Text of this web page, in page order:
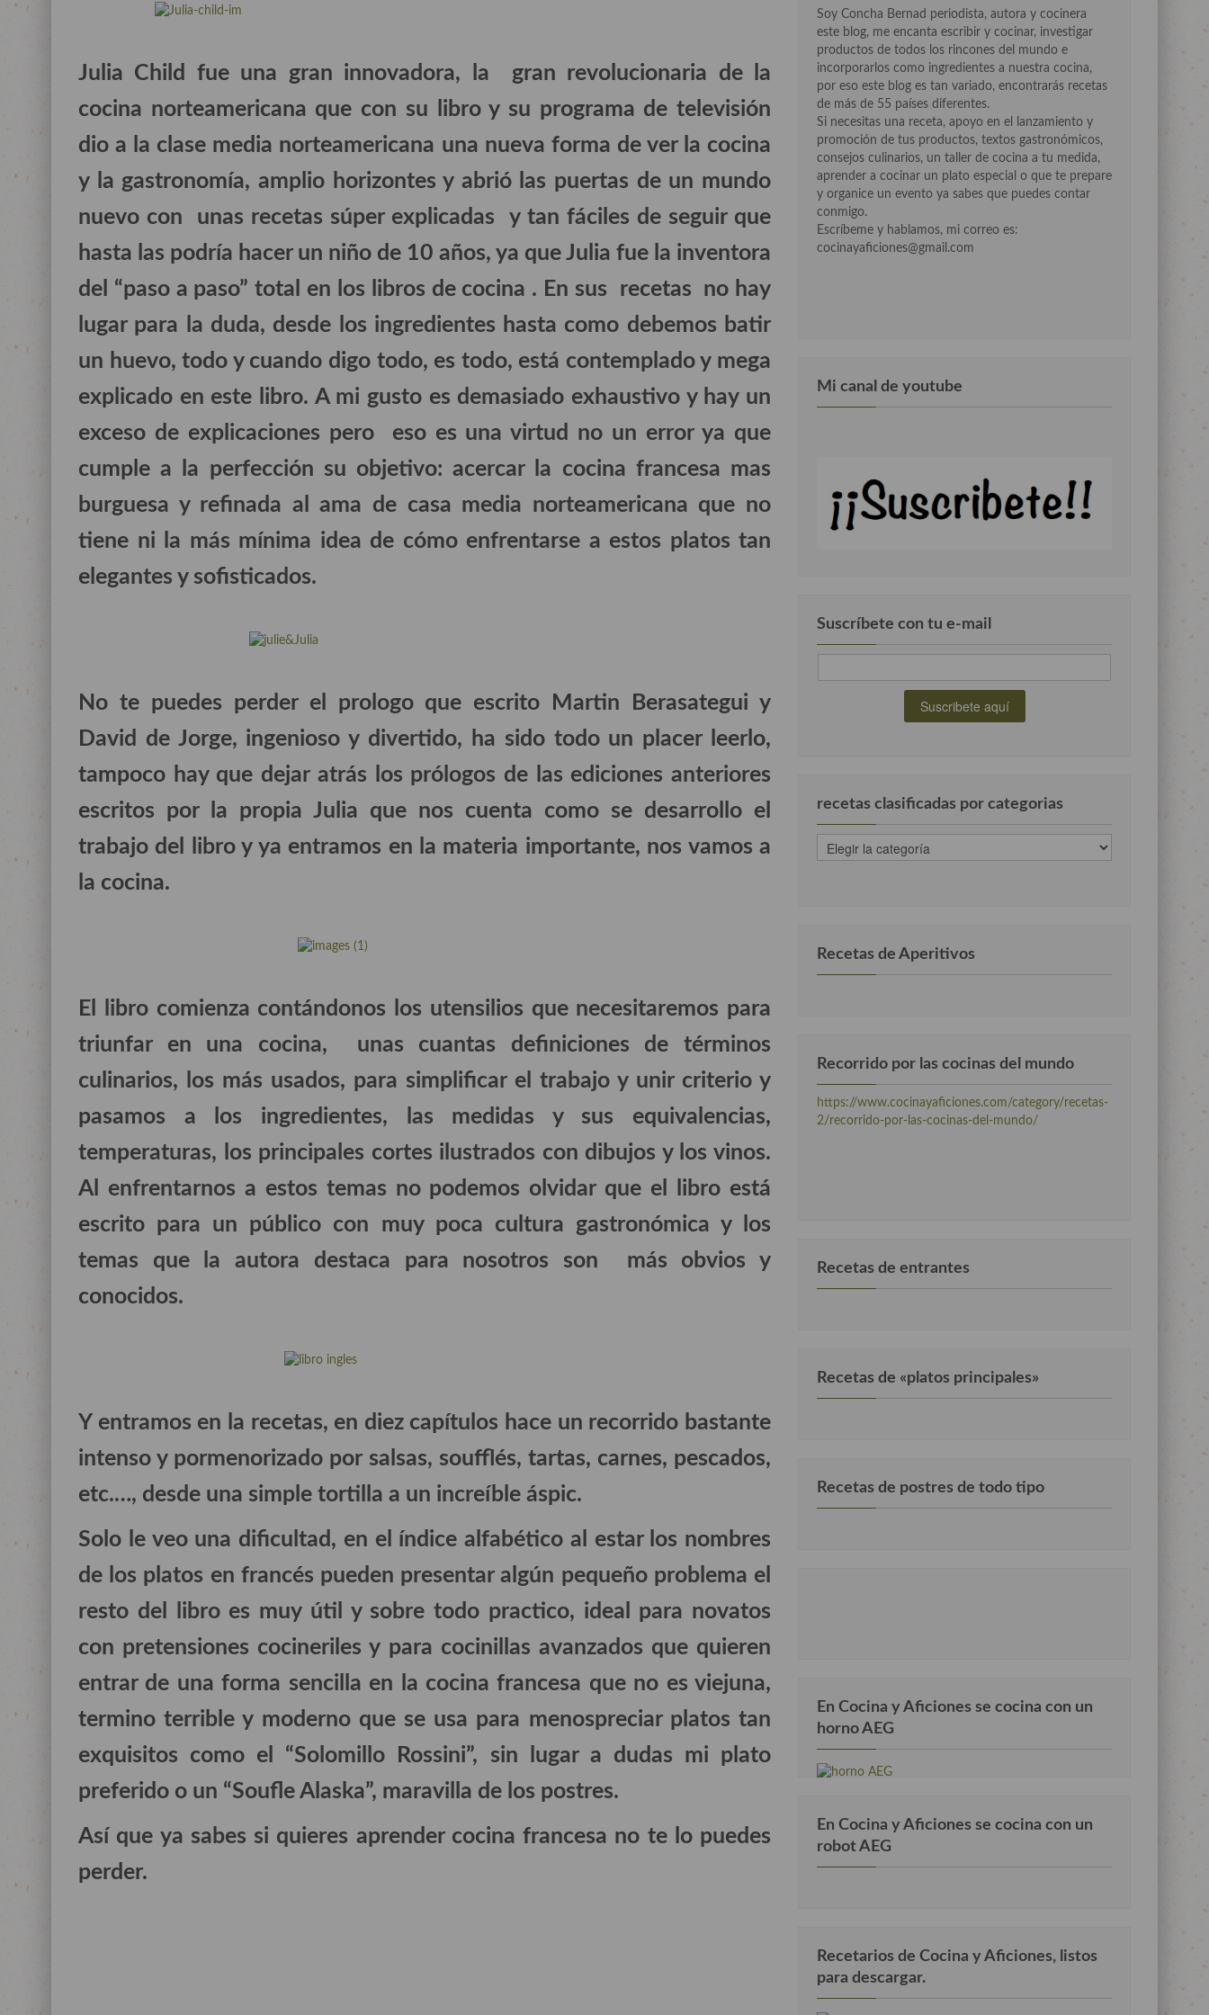
Julia Child fue una gran innovadora, la gran revolucionaria de la
cocina norteamericana que con su libro y su programa de televisión
dio a la clase media norteamericana una nueva forma de ver la cocina
y la gastronomía, amplio horizontes y abrió las puertas de un mundo
nuevo con unas recetas súper explicadas y tan fáciles de seguir que
hasta las podría hacer un niño de 10 años, ya que Julia fue la inventora
del “paso a paso” total en los libros de cocina . En sus recetas no hay
lugar para la duda, desde los ingredientes hasta como debemos batir
un huevo, todo y cuando digo todo, es todo, está contemplado y mega
explicado en este libro. A mi gusto es demasiado exhaustivo y hay un
exceso de explicaciones pero eso es una virtud no un error ya que
cumple a la perfección su objetivo: acercar la cocina francesa mas
burguesa y refinada al ama de casa media norteamericana que no
tiene ni la más mínima idea de cómo enfrentarse a estos platos tan
elegantes y sofisticados.
No te puedes perder el prologo que escrito Martin Berasategui y
David de Jorge, ingenioso y divertido, ha sido todo un placer leerlo,
tampoco hay que dejar atrás los prólogos de las ediciones anteriores
escritos por la propia Julia que nos cuenta como se desarrollo el
trabajo del libro y ya entramos en la materia importante, nos vamos a
la cocina.
El libro comienza contándonos los utensilios que necesitaremos para
triunfar en una cocina, unas cuantas definiciones de términos
culinarios, los más usados, para simplificar el trabajo y unir criterio y
pasamos a los ingredientes, las medidas y sus equivalencias,
temperaturas, los principales cortes ilustrados con dibujos y los vinos.
Al enfrentarnos a estos temas no podemos olvidar que el libro está
escrito para un público con muy poca cultura gastronómica y los
temas que la autora destaca para nosotros son más obvios y
conocidos.
Y entramos en la recetas, en diez capítulos hace un recorrido bastante
intenso y pormenorizado por salsas, soufflés, tartas, carnes, pescados,
etc.…, desde una simple tortilla a un increíble áspic.
Solo le veo una dificultad, en el índice alfabético al estar los nombres
de los platos en francés pueden presentar algún pequeño problema el
resto del libro es muy útil y sobre todo practico, ideal para novatos
con pretensiones cocineriles y para cocinillas avanzados que quieren
entrar de una forma sencilla en la cocina francesa que no es viejuna,
termino terrible y moderno que se usa para menospreciar platos tan
exquisitos como el “Solomillo Rossini”, sin lugar a dudas mi plato
preferido o un “Soufle Alaska”, maravilla de los postres.
Así que ya sabes si quieres aprender cocina francesa no te lo puedes
perder.
Soy Concha Bernad periodista, autora y cocinera
este blog, me encanta escribir y cocinar, investigar
productos de todos los rincones del mundo e
incorporarlos como ingredientes a nuestra cocina,
por eso este blog es tan variado, encontrarás recetas
de más de 55 países diferentes.
Si necesitas una receta, apoyo en el lanzamiento y
promoción de tus productos, textos gastronómicos,
consejos culinarios, un taller de cocina a tu medida,
aprender a cocinar un plato especial o que te prepare
y organice un evento ya sabes que puedes contar
conmigo.
Escríbeme y hablamos, mi correo es:
cocinayaficiones@gmail.com
Mi canal de youtube
Suscríbete con tu e-mail
recetas clasificadas por categorias
recetas
clasificadas
Recetas de Aperitivos
Recorrido por las cocinas del mundo
https://www.cocinayaficiones.com/category/recetas-
2/recorrido-por-las-cocinas-del-mundo/
Recetas de entrantes
Recetas de «platos principales»
Recetas de postres de todo tipo
En Cocina y Aficiones se cocina con un
horno AEG
En Cocina y Aficiones se cocina con un
robot AEG
Recetarios de Cocina y Aficiones, listos
para descargar.